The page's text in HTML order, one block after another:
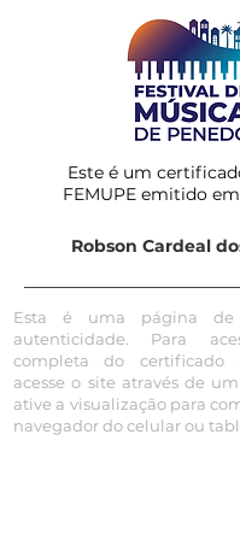
Este é um
FEMUPE emitido
Robson Cardeal
Esta é uma página de
autenticidade. Para
completa do certificado
acesse o site através de
ative a visualização para
navegador do celular ou